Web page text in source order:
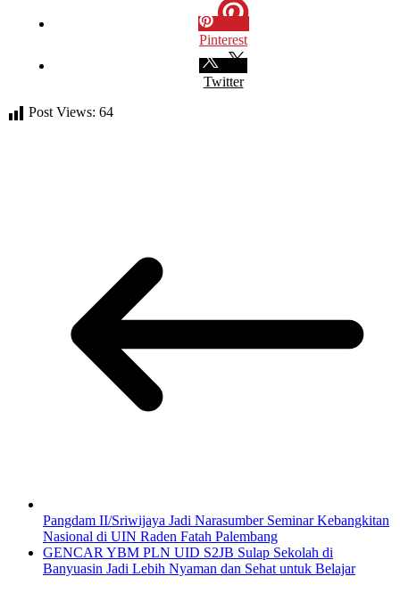
Pinterest
Twitter
Post Views: 64
Pangdam II/Sriwijaya Jadi Narasumber Seminar Kebangkitan
Nasional di UIN Raden Fatah Palembang
GENCAR YBM PLN UID S2JB Sulap Sekolah di
Banyuasin Jadi Lebih Nyaman dan Sehat untuk Belajar